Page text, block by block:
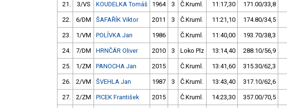
21. 3/VS KOUDELKA Tomáš 1964 3 Č.Kruml. 11:17,30 171.00/33,8
22. 6/DM ŠAFAŘÍK Viktor 2011 3 Č.Kruml. 11:21,10 174.80/34,5
23. 1/VM POLÍVKA Jan 1986 Č.Kruml. 11:40,00 193.70/38,3
24. 7/DM HRNČÁR Oliver 2010 3 Loko Plz 13:14,40 288.10/56,9
25. 1/ZM PANOCHA Jan 2015 Č.Kruml. 13:41,60 315.30/62,3
26. 2/VM ŠVEHLA Jan 1987 3 Č.Kruml. 13:43,40 317.10/62,6
27. 2/ZM PICEK František 2015 Č.Kruml. 14:23,30 357.00/70,5